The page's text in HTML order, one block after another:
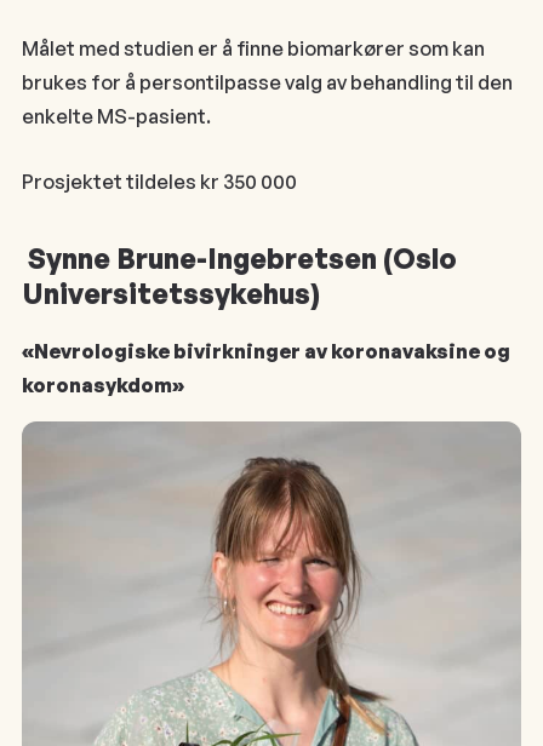
Målet med studien er å finne biomarkører som kan
brukes for å persontilpasse valg av behandling til den
enkelte MS-pasient.
Prosjektet tildeles kr 350 000
Synne Brune-Ingebretsen (Oslo
Universitetssykehus)
«Nevrologiske bivirkninger av koronavaksine og
koronasykdom»